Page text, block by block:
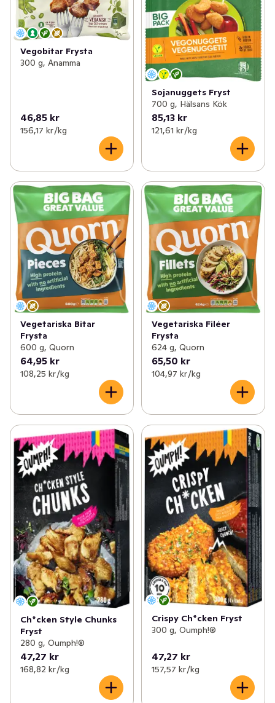
Vegobitar Frysta
300 g, Anamma
46,85 kr
156,17 kr /kg
Sojanuggets Fryst
700 g, Hälsans Kök
85,13 kr
121,61 kr /kg
Vegetariska Bitar
Frysta
600 g, Quorn
64,95 kr
108,25 kr /kg
Vegetariska Filéer
Frysta
624 g, Quorn
65,50 kr
104,97 kr /kg
Ch*cken Style Chunks
Fryst
280 g, Oumph!®
47,27 kr
168,82 kr /kg
Crispy Ch*cken Fryst
300 g, Oumph!®
47,27 kr
157,57 kr /kg